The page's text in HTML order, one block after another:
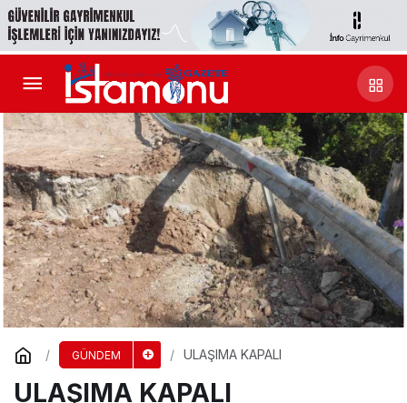
GÜNDEM ULAŞIMA KAPALI
ULAŞIMA KAPALI